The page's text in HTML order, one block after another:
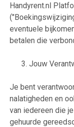
Handyrent.nl
eventuele
betalen die
3. Jouw
Je bent
nalatigheden en
van iedereen die
gehuurde